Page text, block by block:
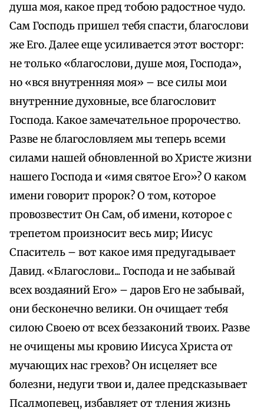
душа моя, какое пред тобою радостное чудо.
Сам Господь пришел тебя спасти, благослови
же Его. Далее еще усиливается этот восторг:
не только «благослови, душе моя, Господа»,
но «вся внутренняя моя» – все силы мои
внутренние духовные, все благословит
Господа. Какое замечательное пророчество.
Разве не благословляем мы теперь всеми
силами нашей обновленной во Христе жизни
нашего Господа и «имя святое Его»? О каком
имени говорит пророк? О том, которое
провозвестит Он Сам, об имени, которое с
трепетом произносит весь мир; Иисус
Спаситель – вот какое имя предугадывает
Давид. «Благослови... Господа и не забывай
всех воздаяний Его» – даров Его не забывай,
они бесконечно велики. Он очищает тебя
силою Своею от всех беззаконий твоих. Разве
не очищены мы кровию Иисуса Христа от
мучающих нас грехов? Он исцеляет все
болезни, недуги твои и, далее предсказывает
Псалмопевец, избавляет от тления жизнь